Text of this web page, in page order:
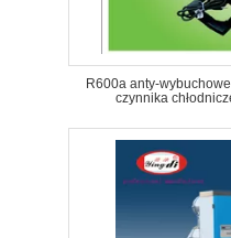
R600a anty-
czynnika